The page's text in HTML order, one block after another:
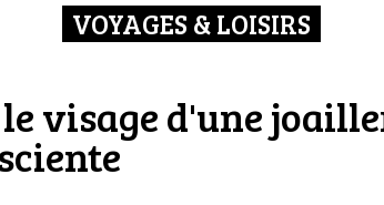
VOYAGES & LOISIRS
visage d'une